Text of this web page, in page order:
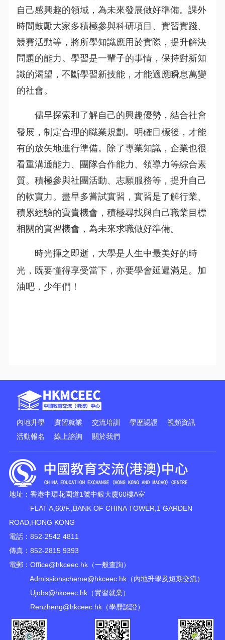
自己感興趣的領域，為未來發展做好準備。課外
時間鼓勵大家多積極參與科研項目、實習實踐、
競賽活動等，將所學知識應用於實際，提升解決
問題的能力。學習是一輩子的事情，保持對新知
識的渴望，不斷學習新技能，才能適應瞬息萬變
的社會。
儘早探索和了解自己的興趣優勢，結合社會
發展，制定合理的職業規劃。明確目標後，才能
有的放矢地進行準備。除了專業知識，企業也很
看重溝通能力、團隊合作能力、領導力等綜合素
質。積極參與社團活動、志願服務等，提升自己
的軟實力。盡早多嘗試實習，實習是了解行業、
積累經驗的寶貴機會，積極尋找與自己職業目標
相關的實習機會，為未來求職做好準備。
時光揮之即逝，大學是人生中最美好的時
光，既要懂得享受當下， 亦要學會延遲滿足。加
油吧，少年們！
內地升學 實習就業 交流培訓 學歷認證
視頻資訊
活動報名
線上諮詢 關於我們
地址：香港中環花園道1號中銀大廈60樓A室
FLAT A,60/F.,BANK OF CHINA TOWER,1 GARDEN
ROAD,HONG KONG
電話：852-2542 4811
傳真：852-2815 9393
電郵： Office@hkceec.hk（一般查詢）
Admissionscheme@hkceec.hk（內地升學及短期交流）
Ujobs@hkceec.hk（實習就業）
Renzheng@hkceec.hk（學歷認證）